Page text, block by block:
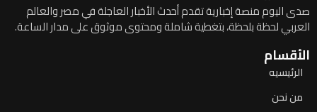
صدى اليوم منصة إخبارية تقدم أحدث الأخبار العاجلة في مصر والعالم
العربي لحظة بلحظة، بتغطية شاملة ومحتوى موثوق على مدار الساعة.
الأقسام
الرئيسيه
من نحن